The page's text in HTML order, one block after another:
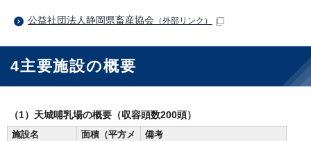
公益社団法人静岡県畜産協会 （外部リンク）
4主要施設の概要
（1）天城哺乳場の概要（収容頭数200頭）
施設名
面積（平方メ
備考